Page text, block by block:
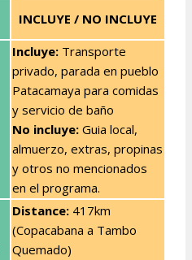
INCLUYE / NO INCLUYE
Incluye: Transporte
privado, parada en pueblo
Patacamaya para comidas
y servicio de baño
No incluye: Guia local,
almuerzo, extras, propinas
y otros no mencionados
en el programa.
Distance: 417km
(Copacabana a Tambo
Quemado)